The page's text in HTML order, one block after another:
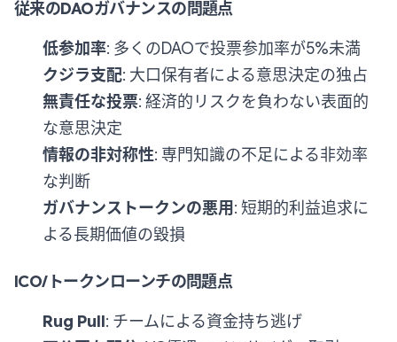
従来のDAOガバナンスの問題点
低参加率: 多くのDAOで投票参加率が5%未満
クジラ支配: 大口保有者による意思決定の独占
無責任な投票: 経済的リスクを負わない表面的
な意思決定
情報の非対称性: 専門知識の不足による非効率
な判断
ガバナンストークンの悪用 : 短期的利益追求に
よる長期価値の毀損
ICO/トークンローンチの問題点
Rug Pull: チームによる資金持ち逃げ